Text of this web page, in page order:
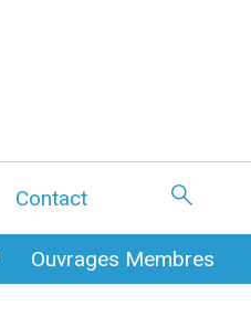
Contact
Ouvrages Membres